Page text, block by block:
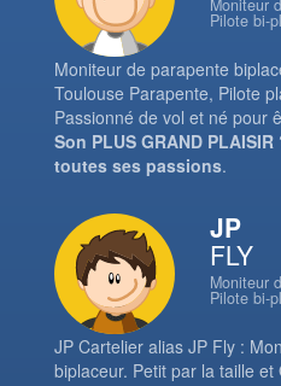
Moniteur
Pilote bi-
Moniteur de parapente
Toulouse Parapente, Pilote
Passionné de vol et né pour
Son PLUS GRAND
toutes ses passions.
JP
FLY
Moniteur
Pilote bi-
JP Cartelier alias JP Fly :
biplaceur. Petit par la taille et